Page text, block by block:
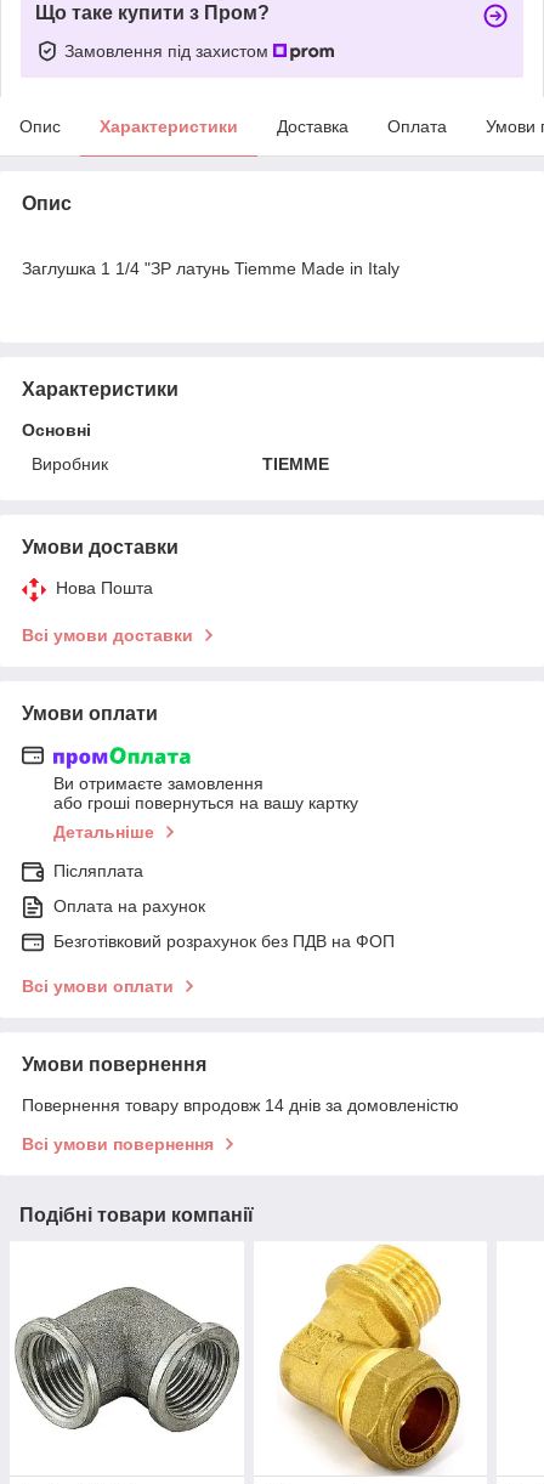
Що таке купити з Пром?
Замовлення під захистом
Опис Характеристики Доставка Оплата Умови
Опис
Заглушка 1 1/4 "ЗР латунь Tiemme Made in Italy
Характеристики
Основні
Виробник
TIEMME
Умови доставки
Нова Пошта
Всі умови доставки
Умови оплати
Ви отримаєте замовлення
або гроші повернуться на вашу картку
Детальніше
Післяплата
Оплата на рахунок
Безготівковий розрахунок без ПДВ на ФОП
Всі умови оплати
Умови повернення
Повернення товару впродовж 14 днів за домовленістю
Всі умови повернення
Подібні товари компанії